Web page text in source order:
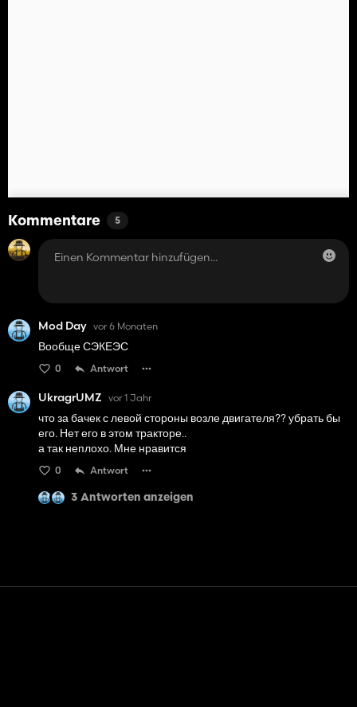
Kommentare 5
Mod Day vor 6 Monaten
Вообще СЭКЕЭС
0 Antwort
UkragrUMZ vor 1 Jahr
что за бачек с левой стороны возле двигателя?? убрать бы
его. Нет его в этом тракторе..
а так неплохо. Мне нравится
0 Antwort
3 Antworten anzeigen